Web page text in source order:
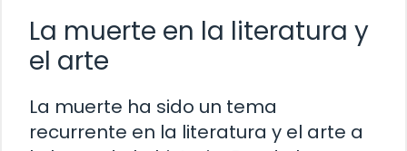
La muerte en la literatura y
el arte
La muerte ha sido un tema
recurrente en la literatura y el arte a